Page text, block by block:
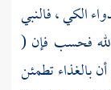
الكي ، فالنبي
فحسب فإن (
28] كما أن بالغذاء تطمئن